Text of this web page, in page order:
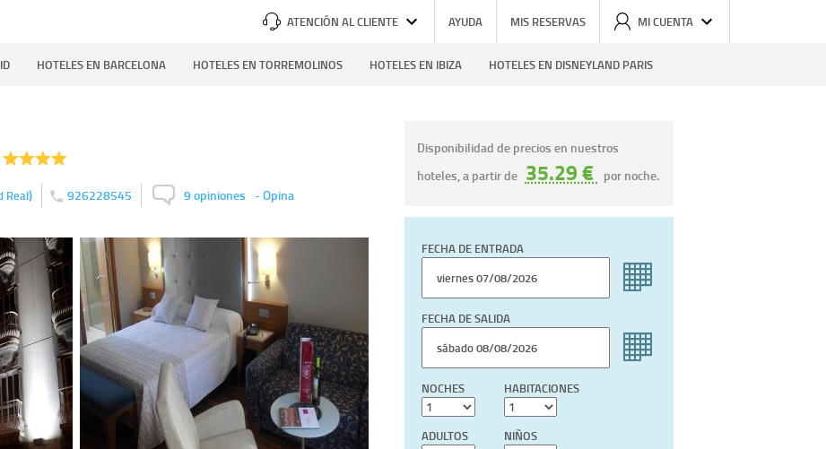
ATENCIÓN AL CLIENTE AYUDA MIS RESERVAS MI CUENTA
HOTELES EN BARCELONA HOTELES EN TORREMOLINOS HOTELES EN IBIZA HOTELES EN DISNEYLAND PARIS
Real) 926228545 9 opiniones -Opina
Disponibilidad de precios en nuestros
hoteles, a partir de 35.29 € por noche.
FECHA DE ENTRADA
FECHA DE SALIDA
NOCHES HABITACIONES
ADULTOS NIÑOS